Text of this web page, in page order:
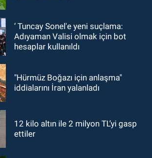
‘ Tuncay Sonel'e yeni suçlama:
Adıyaman Valisi olmak için bot
hesaplar kullanıldı
"Hürmüz Boğazı için anlaşma"
iddialarını İran yalanladı
12 kilo altın ile 2 milyon TL’yi gasp
ettiler